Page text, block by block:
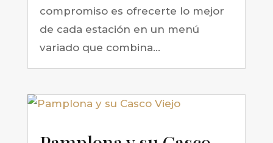
compromiso es ofrecerte lo mejor
de cada estación en un menú
variado que combina...